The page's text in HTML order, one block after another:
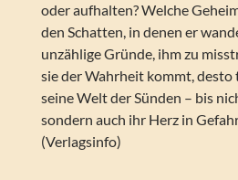
oder aufhalten? Welche
den Schatten, in denen er
unzählige Gründe, ihm zu
sie der Wahrheit kommt, desto
seine Welt der Sünden – bis
sondern auch ihr Herz in
(Verlagsinfo)